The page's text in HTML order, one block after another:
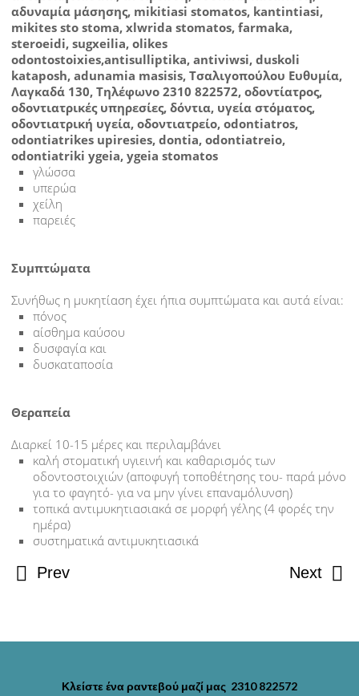
ΑΝΑΤΟΜΙΑ ΔΟΝΤΙΟΥ
ΒΡΟΥΞΙΣΜΟΣ-ΤΡΙΞΙΜΟ ΔΟΝΤΙΩΝ
ΑΠΟΤΡΙΒΗ ΔΟΝΤΙΩΝ
ΟΔΟΝΤΙΚΟΣ ΠΟΝΟΣ
ΠΟΝΟΣ ΣΤΗΝ ΚΦΓΔ
ΔΟΝΤΙΑ ΚΑΙ ΠΑΙΔΙ
ΣΥΝΔΡΟΜΟ ΜΠΙΜΠΕΡΟ
ΝΕΟΓΙΛΑ ΔΟΝΤΙΑ
ΠΑΙΔΙ ΚΑΙ ΒΟΥΡΤΣΙΣΜΑ
ΟΡΘΟΔΟΝΤΙΚΗ ΚΑΙ ΠΑΙΔΙ
ΚΥΣΤΗ ΑΝΑΤΟΛΗΣ
ΣΤΟΜΑ ΚΑΙ ΥΓΕΙΑ
ΕΓΚΥΜΟΣΥΝΗ ΚΑΙ ΟΔΟΝΤΙΑΤΡΟΣ
ΚΑΚΟΣΜΙΑ ΣΤΟΜΑΤΟΣ
ΕΠΙΧΕΙΛΙΟΣ ΕΡΠΗΣ
ΚΑΝΤΙΝΤΙΑΣΗ-ΜΥΚΗΤΙΑΣΗ ΣΤΟΜΑΤΟΣ
γλώσσα
υπερώα
χείλη
παρειές
Συμπτώματα
Συνήθως η μυκητίαση έχει ήπια συμπτώματα και αυτά είναι:
πόνος
αίσθημα καύσου
δυσφαγία και
δυσκαταποσία
Θεραπεία
Διαρκεί 10-15 μέρες και περιλαμβάνει
καλή στοματική υγιεινή και καθαρισμός των
οδοντοστοιχιών (αποφυγή τοποθέτησης του- παρά μόνο
για το φαγητό- για να μην γίνει επαναμόλυνση)
τοπικά αντιμυκητιασιακά σε μορφή γέλης (4 φορές την
ημέρα)
συστηματικά αντιμυκητιασικά
Prev Next
Κλείστε ένα ραντεβού μαζί μας 2310 822572